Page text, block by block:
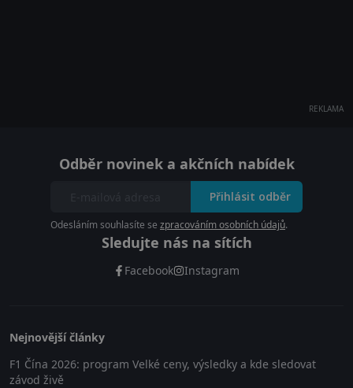
REKLAMA
Odběr novinek a akčních nabídek
Přihlásit odběr
Odesláním souhlasíte se zpracováním osobních údajů.
Sledujte nás na sítích
Facebook Instagram
Nejnovější články
F1 Čína 2026: program Velké ceny, výsledky a kde sledovat
závod živě